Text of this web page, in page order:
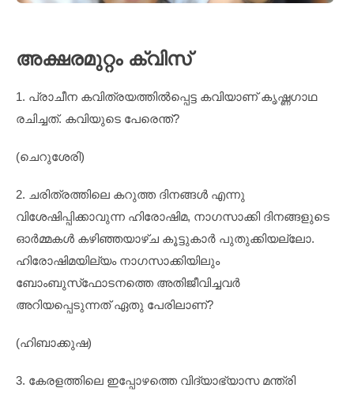
അക്ഷരമുറ്റം ക്വിസ്
1. പ്രാചീന കവിത്രയത്തിൽപ്പെട്ട കവിയാണ് കൃഷ്ണഗാഥ
രചിച്ചത്. കവിയുടെ പേരെന്ത്?
(ചെറുശേരി)
2. ചരിത്രത്തിലെ കറുത്ത ദിനങ്ങൾ എന്നു
വിശേഷിപ്പിക്കാവുന്ന ഹിരോഷിമ, നാഗസാക്കി ദിനങ്ങളുടെ
ഓർമ്മകൾ കഴിഞ്ഞയാഴ്‌ച കൂട്ടുകാർ പുതുക്കിയല്ലോ.
ഹിരോഷിമയില്യം നാഗസാക്കിയിലും
ബോംബുസ്‌ഫോടനത്തെ അതിജീവിച്ചവർ
അറിയപ്പെടുന്നത് ഏതു പേരിലാണ്?
(ഹിബാക്കുഷ)
3. കേരളത്തിലെ ഇപ്പോഴത്തെ വിദ്യാഭ്യാസ മന്ത്രി